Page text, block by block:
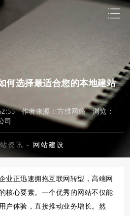
何选择最适合您的本地建站
作者来源：方维网络 浏览：
司
资讯 - 网站建设
业正迅速拥抱互联网转型，高端网
核心要素。一个优秀的网站不仅能
户体验，直接推动业务增长。然